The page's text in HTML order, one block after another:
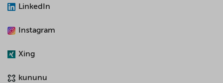
LinkedIn
Instagram
Xing
kununu